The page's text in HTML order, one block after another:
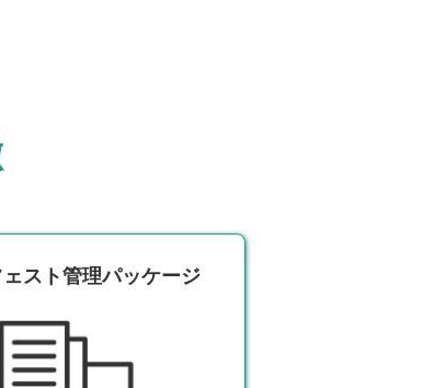
スト管理パッケージ